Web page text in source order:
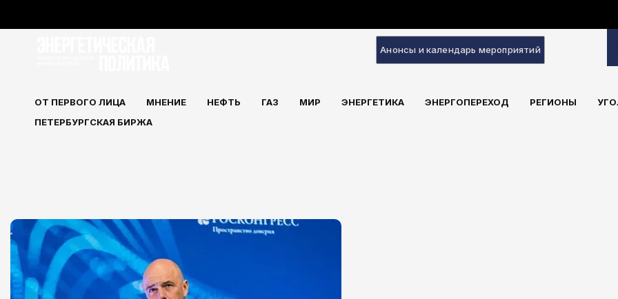
Анонсы и календарь мероприятий
ОТ ПЕРВОГО ЛИЦА МНЕНИЕ НЕФТЬ ГАЗ МИР ЭНЕРГЕТИКА ЭНЕРГОПЕРЕХОД РЕГИОНЫ
ПЕТЕРБУРГСКАЯ БИРЖА